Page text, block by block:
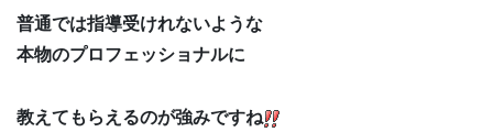
普通では指導受けれないような
本物のプロフェッショナルに
教えてもらえるのが強みですね